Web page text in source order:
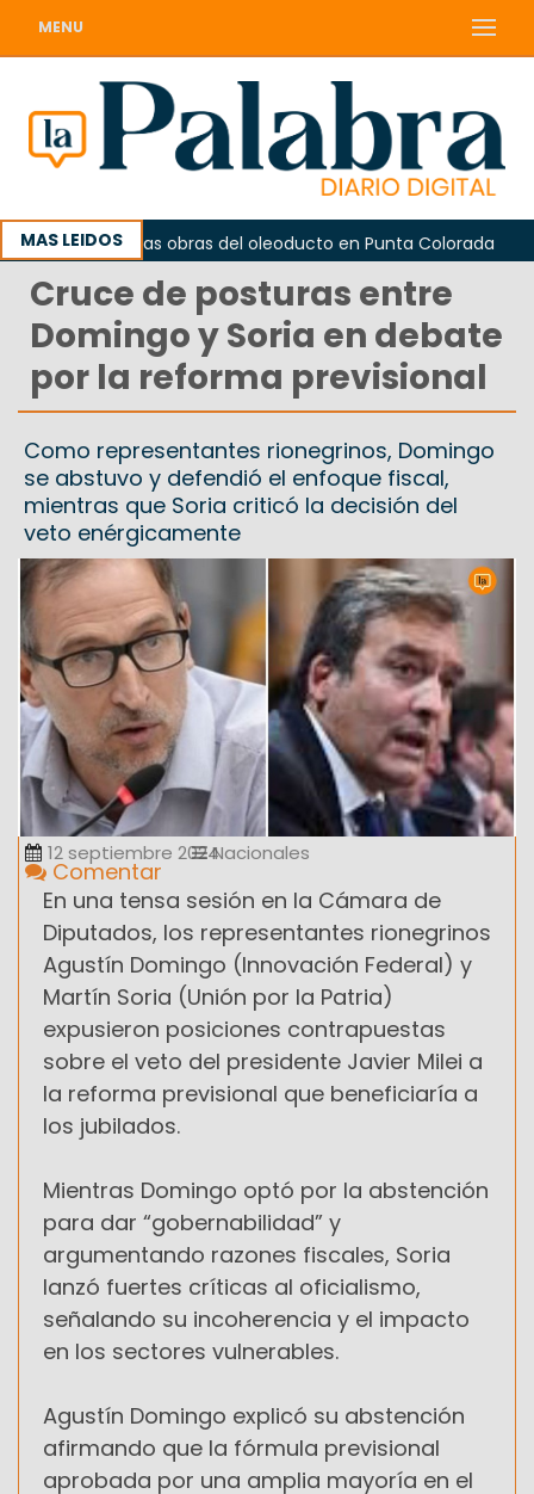
MENU
MAS LEIDOS
frenar las obras del oleoducto en Punta Colorada
Cruce de posturas entre
Domingo y Soria en debate
por la reforma previsional
Como representantes rionegrinos, Domingo
se abstuvo y defendió el enfoque fiscal,
mientras que Soria criticó la decisión del
veto enérgicamente
12 septiembre 2024Nacionales
Comentar
En una tensa sesión en la Cámara de
Diputados, los representantes rionegrinos
Agustín Domingo (Innovación Federal) y
Martín Soria (Unión por la Patria)
expusieron posiciones contrapuestas
sobre el veto del presidente Javier Milei a
la reforma previsional que beneficiaría a
los jubilados.
Mientras Domingo optó por la abstención
para dar “gobernabilidad” y
argumentando razones fiscales, Soria
lanzó fuertes críticas al oficialismo,
señalando su incoherencia y el impacto
en los sectores vulnerables.
Agustín Domingo explicó su abstención
afirmando que la fórmula previsional
aprobada por una amplia mayoría en el